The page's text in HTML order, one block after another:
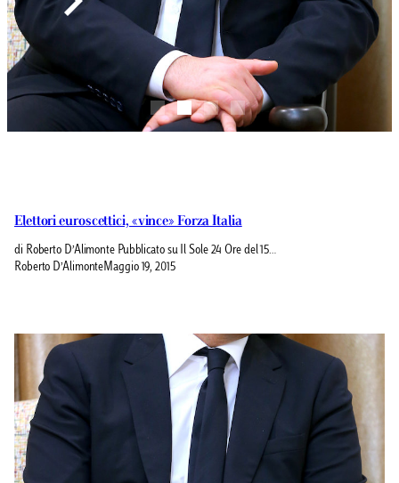
Elettori euroscettici, «vince» Forza Italia
di Roberto D’Alimonte Pubblicato su Il Sole 24 Ore del 15…
Roberto D’Alimonte Maggio 19, 2015